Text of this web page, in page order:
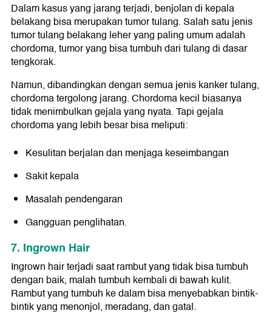
Dalam kasus yang jarang terjadi, benjolan di kepala
belakang bisa merupakan tumor tulang. Salah satu jenis
tumor tulang belakang leher yang paling umum adalah
chordoma, tumor yang bisa tumbuh dari tulang di dasar
tengkorak.
Namun, dibandingkan dengan semua jenis kanker tulang,
chordoma tergolong jarang. Chordoma kecil biasanya
tidak menimbulkan gejala yang nyata. Tapi gejala
chordoma yang lebih besar bisa meliputi:
Kesulitan berjalan dan menjaga keseimbangan
Sakit kepala
Masalah pendengaran
Gangguan penglihatan.
7. Ingrown Hair
Ingrown hair terjadi saat rambut yang tidak bisa tumbuh
dengan baik, malah tumbuh kembali di bawah kulit.
Rambut yang tumbuh ke dalam bisa menyebabkan bintik-
bintik yang menonjol, meradang, dan gatal.